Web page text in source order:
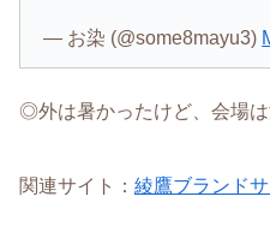
— お染 (@some8mayu3)
◎外は暑かったけど、会場は
関連サイト： 綾鷹ブランドサ